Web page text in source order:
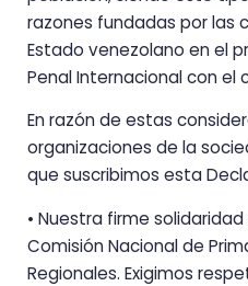
razones fundadas por las
Estado venezolano en el
Penal Internacional con el
En razón de estas
organizaciones de la
que suscribimos esta
• Nuestra firme
Comisión Nacional de
Regionales. Exigimos